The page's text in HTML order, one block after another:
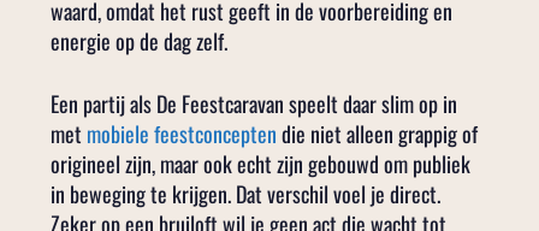
waard, omdat het rust geeft in de voorbereiding en
energie op de dag zelf.
Een partij als De Feestcaravan speelt daar slim op in
met mobiele feestconceptendie niet alleen grappig of
origineel zijn, maar ook echt zijn gebouwd om publiek
in beweging te krijgen. Dat verschil voel je direct.
Zeker op een bruiloft wil je geen act die wacht tot